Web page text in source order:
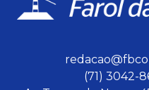
(71) 3042-